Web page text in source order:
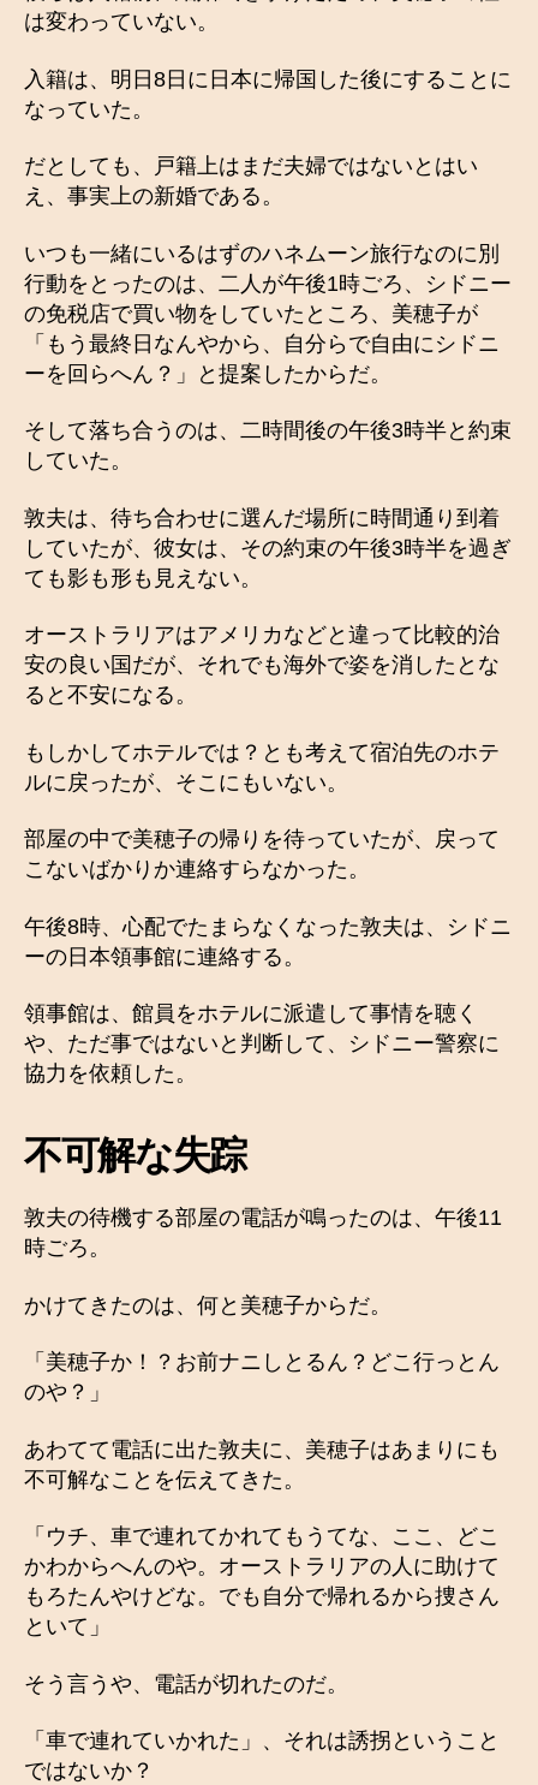
は変わっていない。
入籍は、明日8日に日本に帰国した後にすることに
なっていた。
だとしても、戸籍上はまだ夫婦ではないとはい
え、事実上の新婚である。
いつも一緒にいるはずのハネムーン旅行なのに別
行動をとったのは、二人が午後1時ごろ、シドニー
の免税店で買い物をしていたところ、美穂子が
「もう最終日なんやから、自分らで自由にシドニ
ーを回らへん？」と提案したからだ。
そして落ち合うのは、二時間後の午後3時半と約束
していた。
敦夫は、待ち合わせに選んだ場所に時間通り到着
していたが、彼女は、その約束の午後3時半を過ぎ
ても影も形も見えない。
オーストラリアはアメリカなどと違って比較的治
安の良い国だが、それでも海外で姿を消したとな
ると不安になる。
もしかしてホテルでは？とも考えて宿泊先のホテ
ルに戻ったが、そこにもいない。
部屋の中で美穂子の帰りを待っていたが、戻って
こないばかりか連絡すらなかった。
午後8時、心配でたまらなくなった敦夫は、シドニ
ーの日本領事館に連絡する。
領事館は、館員をホテルに派遣して事情を聴く
や、ただ事ではないと判断して、シドニー警察に
協力を依頼した。
不可解な失踪
敦夫の待機する部屋の電話が鳴ったのは、午後11
時ごろ。
かけてきたのは、何と美穂子からだ。
「美穂子か！？お前ナニしとるん？どこ行っとん
のや？」
あわてて電話に出た敦夫に、美穂子はあまりにも
不可解なことを伝えてきた。
「ウチ、車で連れてかれてもうてな、ここ、どこ
かわからへんのや。オーストラリアの人に助けて
もろたんやけどな。でも自分で帰れるから捜さん
といて」
そう言うや、電話が切れたのだ。
「車で連れていかれた」、それは誘拐ということ
ではないか？